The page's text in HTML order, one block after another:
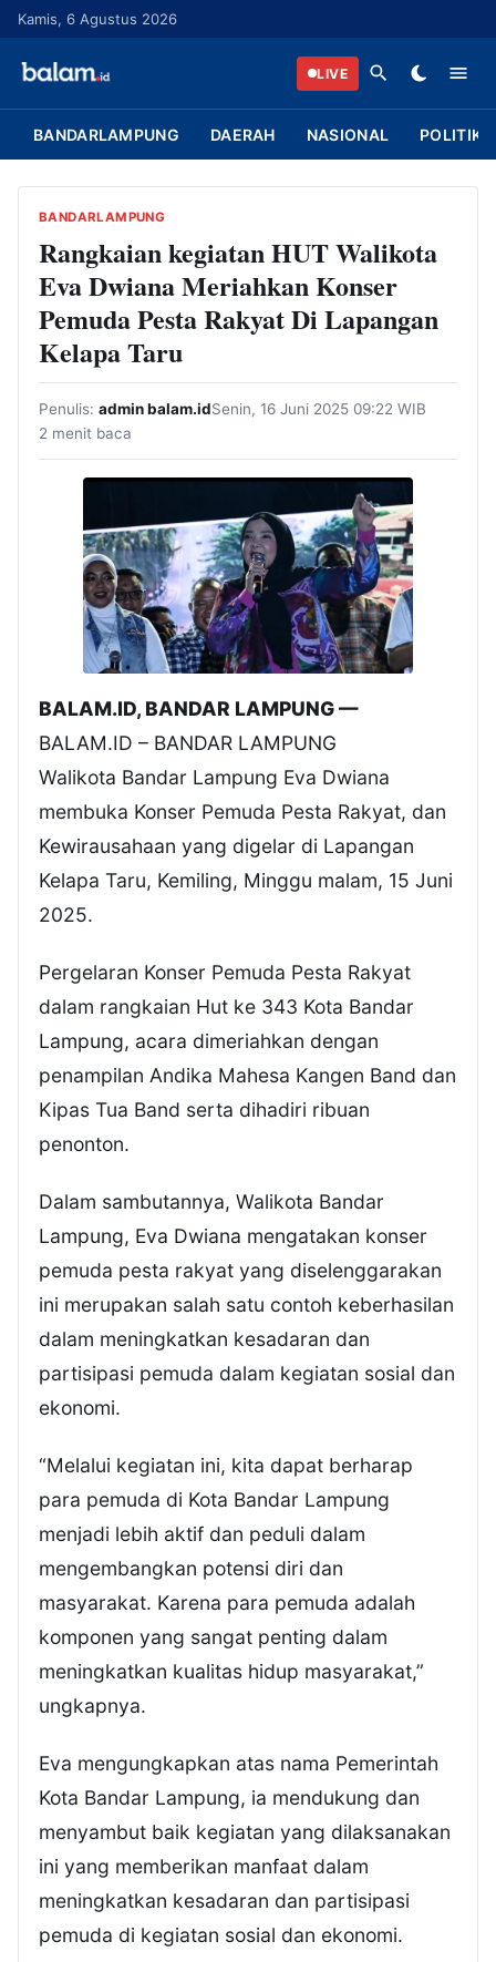
u
Kamis, 6 Agustus 2026
LIVE
BANDARLAMPUNG DAERAH NASIONAL POLITIK
BANDARLAMPUNG
Rangkaian kegiatan HUT Walikota
Eva Dwiana Meriahkan Konser
Pemuda Pesta Rakyat Di Lapangan
Kelapa Taru
Penulis: admin balam.idSenin, 16 Juni 2025 09:22 WIB
2 menit baca
BALAM.ID, BANDAR LAMPUNG —
BALAM.ID – BANDAR LAMPUNG
Walikota Bandar Lampung Eva Dwiana
membuka Konser Pemuda Pesta Rakyat, dan
Kewirausahaan yang digelar di Lapangan
Kelapa Taru, Kemiling, Minggu malam, 15 Juni
2025.
Pergelaran Konser Pemuda Pesta Rakyat
dalam rangkaian Hut ke 343 Kota Bandar
Lampung, acara dimeriahkan dengan
penampilan Andika Mahesa Kangen Band dan
Kipas Tua Band serta dihadiri ribuan
penonton.
Dalam sambutannya, Walikota Bandar
Lampung, Eva Dwiana mengatakan konser
pemuda pesta rakyat yang diselenggarakan
ini merupakan salah satu contoh keberhasilan
dalam meningkatkan kesadaran dan
partisipasi pemuda dalam kegiatan sosial dan
ekonomi.
“Melalui kegiatan ini, kita dapat berharap
para pemuda di Kota Bandar Lampung
menjadi lebih aktif dan peduli dalam
mengembangkan potensi diri dan
masyarakat. Karena para pemuda adalah
komponen yang sangat penting dalam
meningkatkan kualitas hidup masyarakat,”
ungkapnya.
Eva mengungkapkan atas nama Pemerintah
Kota Bandar Lampung, ia mendukung dan
menyambut baik kegiatan yang dilaksanakan
ini yang memberikan manfaat dalam
meningkatkan kesadaran dan partisipasi
pemuda di kegiatan sosial dan ekonomi.